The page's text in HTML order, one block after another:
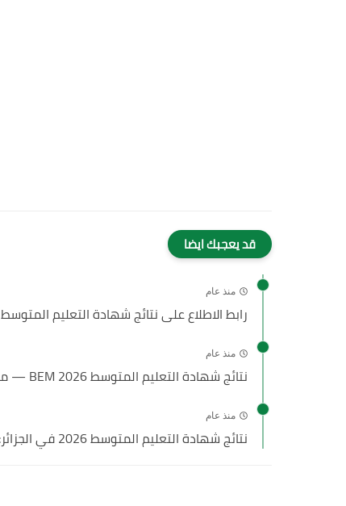
قد يعجبك ايضا
منذ عام
رابط الاطلاع على نتائج شهادة التعليم المتوسط 2026 وموعد سحب...
منذ عام
نتائج شهادة التعليم المتوسط 2026 BEM — موقع bem.onec.dz...
منذ عام
نتائج شهادة التعليم المتوسط 2026 في الجزائر: موعد الإعلان، طريقة...